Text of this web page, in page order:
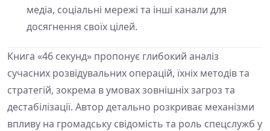
медіа, соціальні мережі та інші канали для
досягнення своїх цілей.
Книга «46 секунд» пропонує глибокий аналіз
сучасних розвідувальних операцій, їхніх методів та
стратегій, зокрема в умовах зовнішніх загроз та
дестабілізації. Автор детально розкриває механізми
впливу на громадську свідомість та роль спецслужб у